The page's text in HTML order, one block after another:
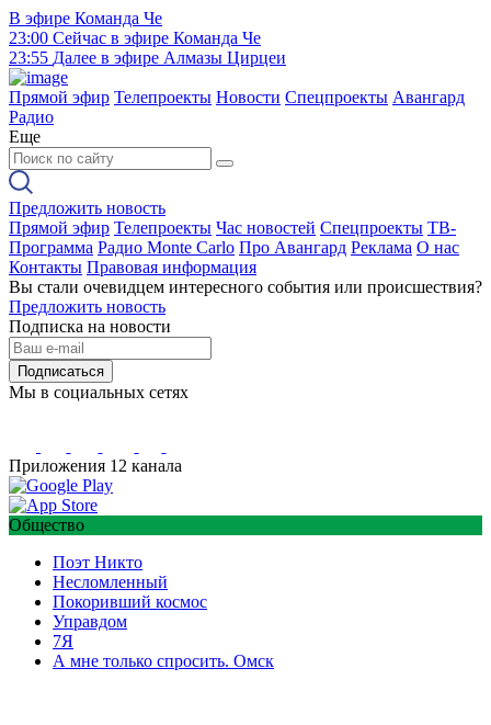
В эфире Команда Че
23:00 Сейчас в эфире Команда Че
23:55 Далее в эфире Алмазы Цирцеи
Прямой эфир Телепроекты Новости Спецпроекты Авангард
Радио
Еще
Предложить новость
Прямой эфир Телепроекты Час новостей Спецпроекты ТВ-
Программа Радио Monte Carlo Про Авангард Реклама О нас
Контакты Правовая информация
Вы стали очевидцем интересного события или происшествия?
Предложить новость
Подписка на новости
Подписаться
Мы в социальных сетях
Приложения 12 канала
Общество
Поэт Никто
Несломленный
Покоривший космос
Управдом
7Я
А мне только спросить. Омск